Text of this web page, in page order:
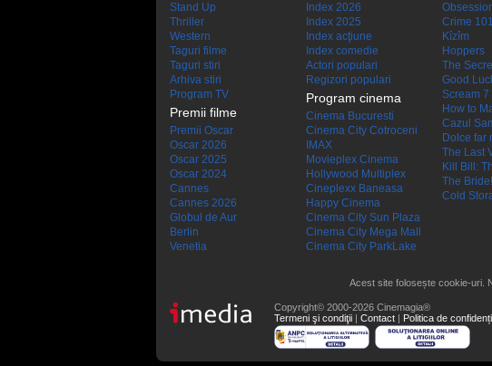
Stand Up
Thriller
Western
Taguri filme
Taguri stiri
Arhiva stiri
Program TV
Premii filme
Premii Oscar
Oscar 2026
Oscar 2025
Oscar 2024
Cannes
Cannes 2026
Globul de Aur
Berlin
Venetia
Index 2026
Index 2025
Index acţiune
Index comedie
Actori populari
Regizori populari
Program cinema
Cinema Bucuresti
Cinema City Cotroceni
IMAX
Movieplex Cinema
Hollywood Multiplex
Cineplexx Baneasa
Happy Cinema
Cinema City Sun Plaza
Cinema City Mega Mall
Cinema City ParkLake
Crime 101
Kîzîm
Hoppers
The
Good
Scream 7
How to
Cazul
Dolce far
The Last
Kill Bill:
The Bride!
Cold
Acest site folosește cookie-uri.
Copyright© 2000-2026 Cinemagia®
Termeni şi condiţii | Contact | Politica de